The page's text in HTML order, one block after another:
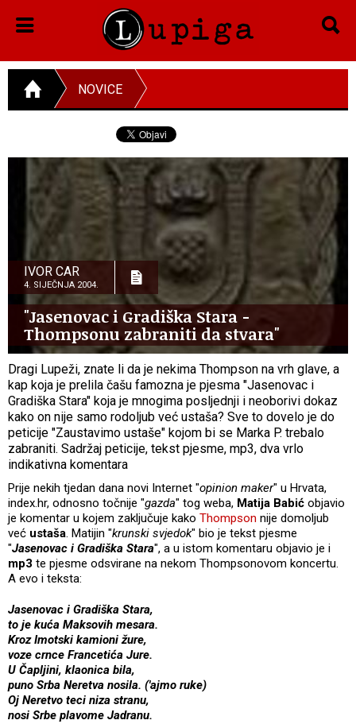
NOVICE
IVOR CAR
4. SIJEČNJA 2004.
"Jasenovac i Gradiška Stara -
Thompsonu zabraniti da stvara"
Dragi Lupeži, znate li da je nekima Thompson na vrh glave, a
kap koja je prelila čašu famozna je pjesma "Jasenovac i
Gradiška Stara" koja je mnogima posljednji i neoborivi dokaz
kako on nije samo rodoljub već ustaša? Sve to dovelo je do
peticije "Zaustavimo ustaše" kojom bi se Marka P. trebalo
zabraniti. Sadržaj peticije, tekst pjesme, mp3, dva vrlo
indikativna komentara
Prije nekih tjedan dana novi Internet "opinion maker" u Hrvata,
index.hr, odnosno točnije "gazda" tog weba, Matija Babić objavio
je komentar u kojem zaključuje kako Thompson nije domoljub
već ustaša. Matijin "krunski svjedok" bio je tekst pjesme
"Jasenovac i Gradiška Stara", a u istom komentaru objavio je i
mp3 te pjesme odsvirane na nekom Thompsonovom koncertu.
A evo i teksta:
Jasenovac i Gradiška Stara,
to je kuća Maksovih mesara.
Kroz Imotski kamioni žure,
voze crnce Francetića Jure.
U Čapljini, klaonica bila,
puno Srba Neretva nosila. ('ajmo ruke)
Oj Neretvo teci niza stranu,
nosi Srbe plavome Jadranu.